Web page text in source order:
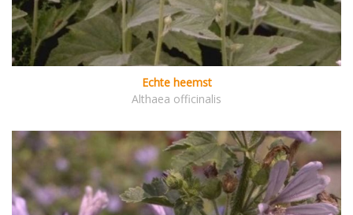
Echte heemst
Althaea officinalis